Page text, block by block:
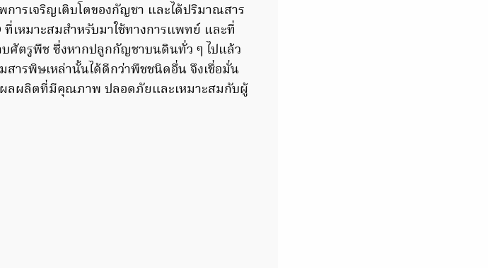
ารเจริญเติบโตของกัญชา และได้ปริมาณสาร
หมาะสมสำหรับมาใช้ทางการแพทย์ และที่
ศัตรูพืช ซึ่งหากปลูกกัญชาบนดินทั่ว ๆ ไปแล้ว
รพิษเหล่านั้นได้ดีกว่าพืชชนิดอื่น จึงเชื่อมั่น
ผลผลิตที่มีคุณภาพ ปลอดภัยและเหมาะสมกับผู้